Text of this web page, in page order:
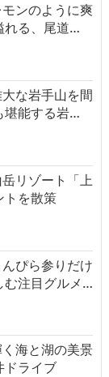
ンのように爽
れる、尾道…
な岩手山を間
堪能する岩…
リゾート「上
トを散策
ぴら参りだけ
む注目グルメ…
海と湖の美景
ドライブ